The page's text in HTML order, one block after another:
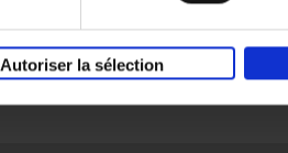
Autoriser la sélection